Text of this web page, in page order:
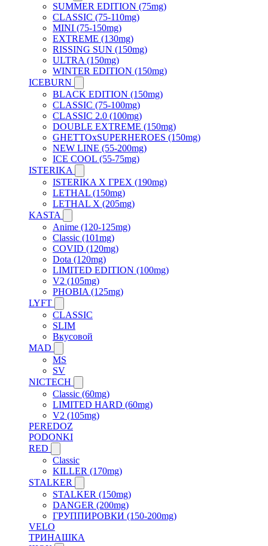
SUMMER EDITION (75mg)
CLASSIC (75-110mg)
MINI (75-150mg)
EXTREME (130mg)
RISSING SUN (150mg)
ULTRA (150mg)
WINTER EDITION (150mg)
ICEBURN
BLACK EDITION (150mg)
CLASSIC (75-100mg)
CLASSIC 2.0 (100mg)
DOUBLE EXTREME (150mg)
GHETTOxSUPERHEROES (150mg)
NEW LINE (55-200mg)
ICE COOL (55-75mg)
ISTERIKA
ISTERIKA X ГРЕХ (190mg)
LETHAL (150mg)
LETHAL X (205mg)
KASTA
Anime (120-125mg)
Classic (101mg)
COVID (120mg)
Dota (120mg)
LIMITED EDITION (100mg)
V2 (105mg)
PHOBIA (125mg)
LYFT
CLASSIC
SLIM
Вкусовой
MAD
MS
SV
NICTECH
Classic (60mg)
LIMITED HARD (60mg)
V2 (105mg)
PEREDOZ
PODONKI
RED
Classic
KILLER (170mg)
STALKER
STALKER (150mg)
DANGER (200mg)
ГРУППИРОВКИ (150-200mg)
VELO
ТРИНАШКА